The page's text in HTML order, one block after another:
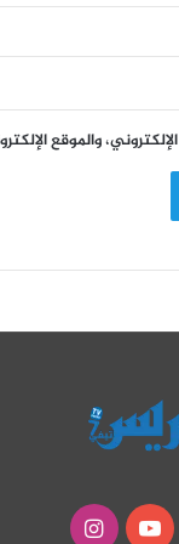
والموقع
‫YouTubeانستقرام